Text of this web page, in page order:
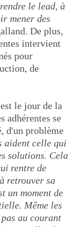
le lead, à
mener des
De plus,
intervient
pour
de
le jour de la
adhérentes se
d'un problème
aident celle qui
solutions. Cela
rentre de
retrouver sa
un moment de
Même les
au courant